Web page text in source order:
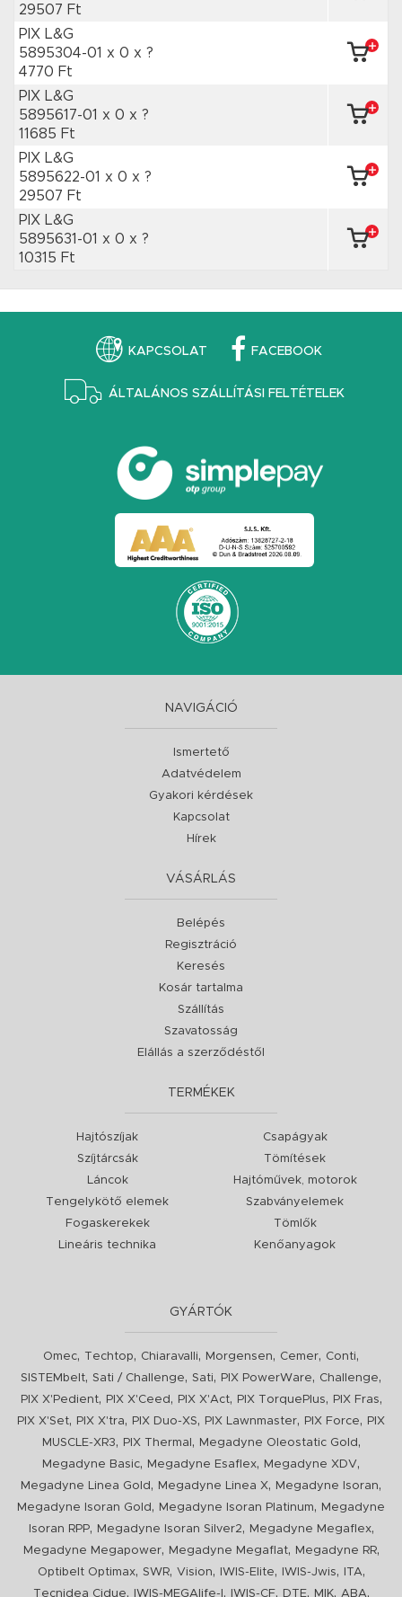
29507 Ft
PIX L&G
5895304-01 x 0 x ?
4770 Ft
PIX L&G
5895617-01 x 0 x ?
11685 Ft
PIX L&G
5895622-01 x 0 x ?
29507 Ft
PIX L&G
5895631-01 x 0 x ?
10315 Ft
KAPCSOLAT FACEBOOK
ÁLTALÁNOS SZÁLLÍTÁSI FELTÉTELEK
NAVIGÁCIÓ
Ismertető
Adatvédelem
Gyakori kérdések
Kapcsolat
Hírek
VÁSÁRLÁS
Belépés
Regisztráció
Keresés
Kosár tartalma
Szállítás
Szavatosság
Elállás a szerződéstől
TERMÉKEK
Hajtószíjak
Szíjtárcsák
Láncok
Tengelykötő elemek
Fogaskerekek
Lineáris technika
Csapágyak
Tömítések
Hajtóművek, motorok
Szabványelemek
Tömlők
Kenőanyagok
GYÁRTÓK
Omec, Techtop, Chiaravalli, Morgensen, Cemer, Conti,
SISTEMbelt, Sati / Challenge, Sati, PIX PowerWare, Challenge,
PIX X'Pedient, PIX X'Ceed , PIX X'Act, PIX TorquePlus, PIX Fras,
PIX X'Set, PIX X'tra, PIX Duo-XS, PIX Lawnmaster, PIX Force,
PIX
MUSCLE-XR3, PIX Thermal , Megadyne Oleostatic Gold ,
Megadyne Basic, Megadyne Esaflex, Megadyne XDV,
Megadyne Linea Gold , Megadyne Linea X, Megadyne Isoran,
Megadyne Isoran Gold , Megadyne Isoran Platinum,
Megadyne
Isoran RPP, Megadyne Isoran Silver2, Megadyne Megaflex,
Megadyne Megapower, Megadyne Megaflat, Megadyne RR,
Optibelt Optimax, SWR, Vision, IWIS-Elite, IWIS-Jwis, ITA,
Tecnidea Cidue, IWIS-MEGAlife-I , IWIS-CF, DTE, MIK, ABA,